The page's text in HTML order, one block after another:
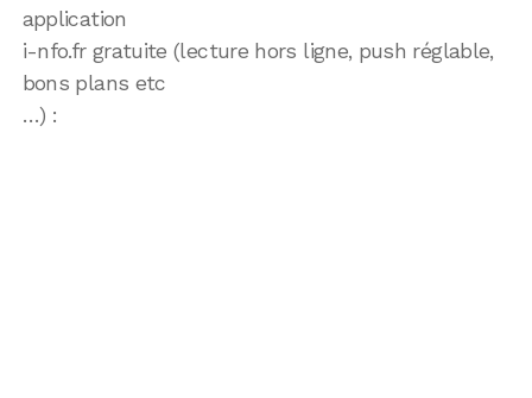
application
i-nfo.fr gratuite (lecture hors ligne, push réglable,
bons plans etc
…) :